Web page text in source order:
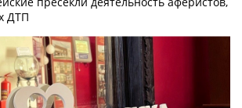
ДТП